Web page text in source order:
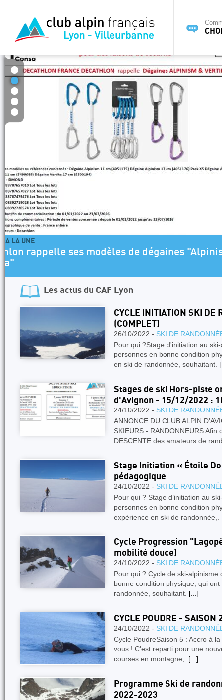
ARTICLE A LA UNE
Programme Escalade SAE 2026-2027
Les actus du CAF Lyon
CYCLE INITIATION SKI DE
(COMPLET)
26/10/2022 - SKI DE
Pour qui ?Stage d'initiation au
personnes en bonne condition
en ski de randonnée, souhaitant.
Stages de ski Hors-piste
d'Avignon - 15/12/2022 :
24/10/2022 - SKI DE
ANNONCE DU CLUB ALPIN
SKIEURS - RANDONNEURS Afin
DESCENTE des amateurs de
Stage Initiation « Étoile
pédagogique
24/10/2022 - SKI DE
Pour qui ? Stage d’initiation au
personnes en bonne condition
expérience en ski de randonnée,.
Cycle Progression
mobilité douce)
24/10/2022 - SKI DE
Pour qui ? Cycle de ski-alpinisme
bonne condition physique, qui
randonnée, souhaitant. [...]
CYCLE POUDRE -
24/10/2022 - SKI DE
Cycle PoudreSaison 5 : Accro à
vous ! C'est reparti pour une
courses en montagne,. [...]
Programme Ski de
2022-2023